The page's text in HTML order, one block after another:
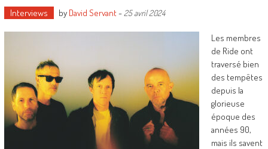
Interviews by David Servant- 25 avril 2024
Les membres
de Ride ont
traversé bien
des tempêtes
depuis la
glorieuse
époque des
années 90,
mais ils savent